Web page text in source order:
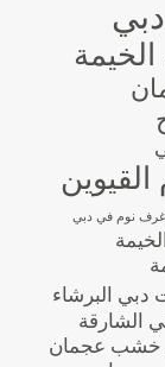
نوم في دبي
دبي البرشاء
الشارقة
خشب عجمان